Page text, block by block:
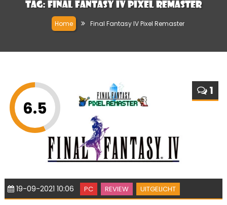
Tag: Final Fantasy IV Pixel Remaster
Home Final Fantasy IV Pixel Remaster
6.5
1
19-09-2021 10:06 PC REVIEW UITGELICHT